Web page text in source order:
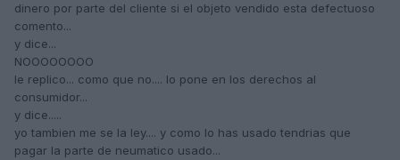
dinero por parte del cliente si el objeto vendido esta defectuoso
comento...
y dice...
NOOOOOOOO
le replico... como que no.... lo pone en los derechos al
consumidor...
y dice.....
yo tambien me se la ley.... y como lo has usado tendrias que
pagar la parte de neumatico usado...